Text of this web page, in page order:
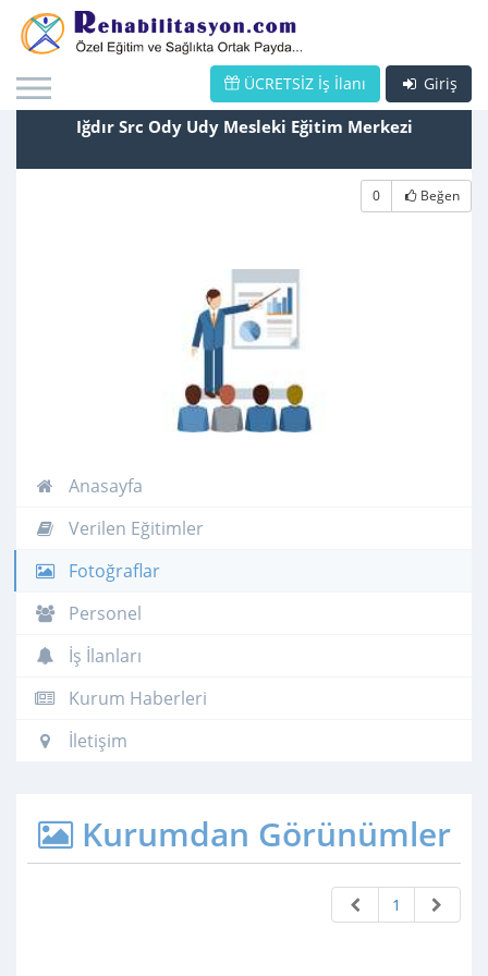
Giriş
ÜCRETSİZ İş İlanı
Iğdır Src Ody Udy Mesleki Eğitim Merkezi
0 Beğen
Anasayfa
Verilen Eğitimler
Fotoğraflar
Personel
İş İlanları
Kurum Haberleri
İletişim
Kurumdan Görünümler
1